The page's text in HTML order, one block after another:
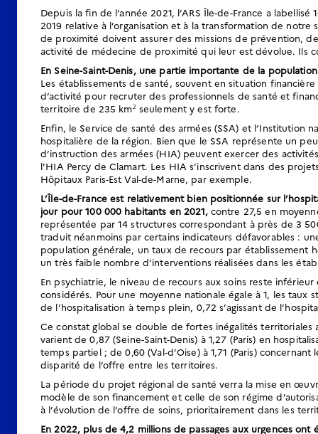
Depuis la fin de l’année 2021, l’ARS Île-de-France a
2019 relative à l’organisation et à la transformation de
de proximité doivent assurer des missions de prévention,
activité de médecine de proximité qui leur est dévolue. Ils
En Seine-Saint-Denis, une partie importante de la
Les établissements de santé, souvent en situation
d’activité pour recruter des professionnels de santé et
territoire de 235 km2 seulement y est forte.
Enfin, le Service de santé des armées (SSA) et l’Institution
hospitalière de la région. Bien que le SSA représente un
d’instruction des armées (HIA) peuvent exercer des
l’HIA Percy de Clamart. Les HIA s’inscrivent dans des
Hôpitaux Paris-Est Val-de-Marne, par exemple.
L’Île-de-France est relativement bien positionnée sur
jour pour 100 000 habitants en 2021,contre 27,5 en
représentée par 14 structures correspondant à près de 3
traduit néanmoins par certains indicateurs défavorables :
population générale, un taux de recours par
un très faible nombre d’interventions réalisées dans les
En psychiatrie, le niveau de recours aux soins reste
considérés. Pour une moyenne nationale égale à 1, les taux
de l’hospitalisation à temps plein, 0,72 s’agissant de
Ce constat global se double de fortes inégalités territoriales
varient de 0,87 (Seine-Saint-Denis) à 1,27 (Paris) en
temps partiel ; de 0,60 (Val-d’Oise) à 1,71 (Paris) concernant
disparité de l’offre entre les territoires.
La période du projet régional de santé verra la mise en
modèle de son financement et celle de son régime
à l’évolution de l’offre de soins, prioritairement dans les
En 2022, plus de 4,2 millions de passages aux urgences ont